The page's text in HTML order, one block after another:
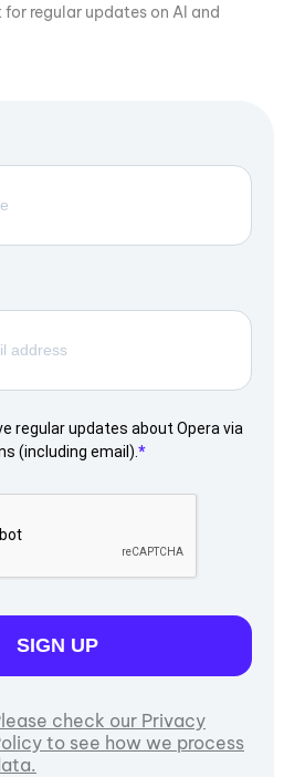
regular updates on AI and
regular updates about Opera via
(including email).
SIGN UP
check our Privacy
to see how we process